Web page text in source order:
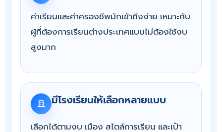
ค่าเรียนและค่าครองชีพมักเข้าถึงง่าย เหมาะกับ
ผู้ที่ต้องการเรียนต่างประเทศแบบไม่ต้องใช้งบ
สูงมาก
มีโรงเรียนให้เลือกหลายแบบ
เลือกได้ตามงบ เมือง สไตล์การเรียน และเป้า